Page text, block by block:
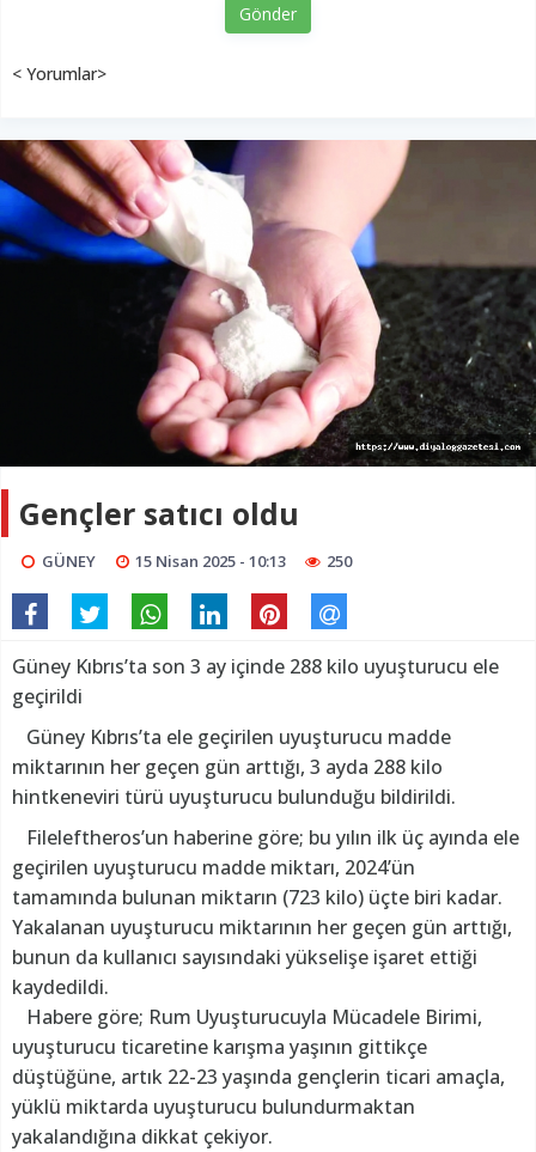
Gönder
< Yorumlar>
Gençler satıcı oldu
GÜNEY 15 Nisan 2025 - 10:13 250
Güney Kıbrıs’ta son 3 ay içinde 288 kilo uyuşturucu ele
geçirildi
Güney Kıbrıs’ta ele geçirilen uyuşturucu madde
miktarının her geçen gün arttığı, 3 ayda 288 kilo
hintkeneviri türü uyuşturucu bulunduğu bildirildi.
Fileleftheros’un haberine göre; bu yılın ilk üç ayında ele
geçirilen uyuşturucu madde miktarı, 2024’ün
tamamında bulunan miktarın (723 kilo) üçte biri kadar.
Yakalanan uyuşturucu miktarının her geçen gün arttığı,
bunun da kullanıcı sayısındaki yükselişe işaret ettiği
kaydedildi.
Habere göre; Rum Uyuşturucuyla Mücadele Birimi,
uyuşturucu ticaretine karışma yaşının gittikçe
düştüğüne, artık 22-23 yaşında gençlerin ticari amaçla,
yüklü miktarda uyuşturucu bulundurmaktan
yakalandığına dikkat çekiyor.